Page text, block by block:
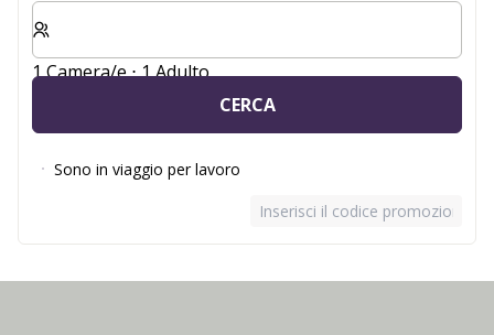
Selezionare il numero di camere e di ospiti per il
1 Camera/e ⋅ 1 Adulto
CERCA
Sono in viaggio per lavoro
Inserisci il codice promozionale